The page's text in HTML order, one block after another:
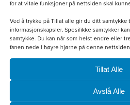
for at vitale funksjoner på nettsiden skal
Ved å trykke på Tillat alle gir du ditt samtykke
informasjonskapsler. Spesifikke samtykker
samtykke. Du kan når som helst endre eller
fanen nede i høyre hjørne på denne
Tillat Alle
Avslå Alle
Velg
Dette
produktet
har